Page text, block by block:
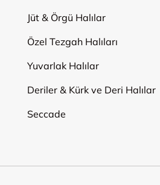
Jüt & Örgü Halılar
Özel Tezgah Halıları
Yuvarlak Halılar
Deriler & Kürk ve Deri Halılar
Seccade